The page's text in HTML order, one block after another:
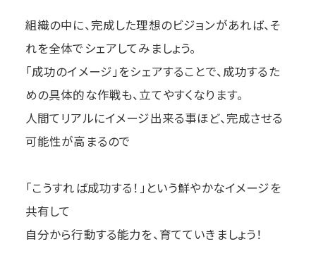
組織の中に、完成した理想のビジョンがあれば、そ
れを全体でシェアしてみましょう。
「成功のイメージ」をシェアすることで、成功するた
めの具体的な作戦も、立てやすくなります。
人間てリアルにイメージ出来る事ほど、完成させる
可能性が高まるので
「こうすれば成功する！」という鮮やかなイメージを
共有して
自分から行動する能力を、育てていきましょう！